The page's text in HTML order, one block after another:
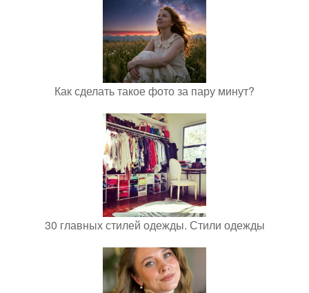
Как сделать такое фото за пару минут?
30 главных стилей одежды. Стили одежды